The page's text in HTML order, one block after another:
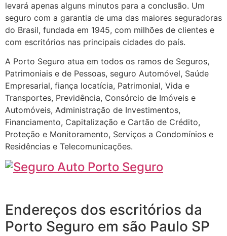
levará apenas alguns minutos para a conclusão. Um
seguro com a garantia de uma das maiores seguradoras
do Brasil, fundada em 1945, com milhões de clientes e
com escritórios nas principais cidades do país.
A Porto Seguro atua em todos os ramos de Seguros,
Patrimoniais e de Pessoas, seguro Automóvel, Saúde
Empresarial, fiança locatícia, Patrimonial, Vida e
Transportes, Previdência, Consórcio de Imóveis e
Automóveis, Administração de Investimentos,
Financiamento, Capitalização e Cartão de Crédito,
Proteção e Monitoramento, Serviços a Condomínios e
Residências e Telecomunicações.
Endereços dos escritórios da
Porto Seguro em são Paulo SP